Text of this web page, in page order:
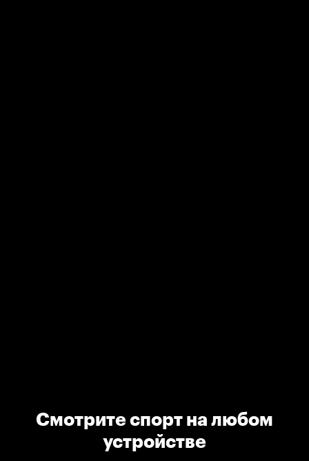
Смотрите спорт на любом
устройстве